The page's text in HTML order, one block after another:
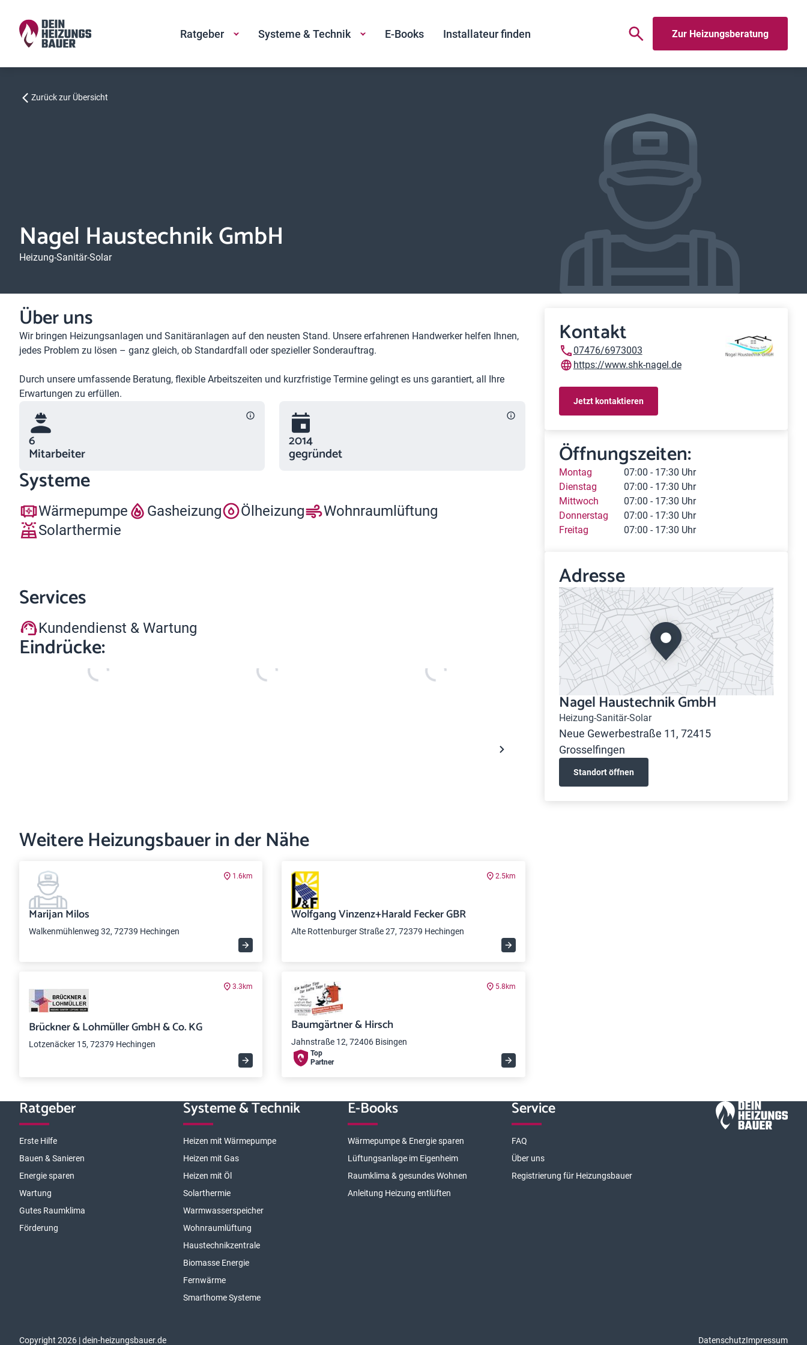
Ratgeber Systeme & Technik E-Books Installateur finden Zur Heizungsberatung
Zurück zur Übersicht
Nagel Haustechnik GmbH
Heizung-Sanitär-Solar
Über uns
Wir bringen Heizungsanlagen und Sanitäranlagen auf den neusten Stand. Unsere erfahrenen Handwerker helfen Ihnen,
jedes Problem zu lösen – ganz gleich, ob Standardfall oder spezieller Sonderauftrag.
Durch unsere umfassende Beratung, flexible Arbeitszeiten und kurzfristige Termine gelingt es uns garantiert, all Ihre
Erwartungen zu erfüllen.
6
Mitarbeiter
2014
gegründet
Systeme
Wärmepumpe Gasheizung Ölheizung
Wohnraumlüftung
Solarthermie
Services
Kundendienst & Wartung
Eindrücke:
Weitere Heizungsbauer in der Nähe
1.6km
Marijan Milos
Walkenmühlenweg 32, 72739 Hechingen
2.5km
Wolfgang Vinzenz+Harald Fecker GBR
Alte Rottenburger Straße 27, 72379 Hechingen
3.3km
Brückner & Lohmüller GmbH & Co. KG
Lotzenäcker 15, 72379 Hechingen
5.8km
Baumgärtner & Hirsch
Jahnstraße 12, 72406 Bisingen
Top
Partner
Kontakt
07476/6973003
https://www.shk-nagel.de
Jetzt kontaktieren
Öffnungszeiten:
Montag
07:00 - 17:30 Uhr
Dienstag
07:00 - 17:30 Uhr
Mittwoch
07:00 - 17:30 Uhr
Donnerstag
07:00 - 17:30 Uhr
Freitag
07:00 - 17:30 Uhr
Adresse
Nagel Haustechnik GmbH
Heizung-Sanitär-Solar
Neue Gewerbestraße 11, 72415
Grosselfingen
Standort öffnen
Ratgeber
Erste Hilfe
Bauen & Sanieren
Energie sparen
Wartung
Gutes Raumklima
Förderung
Systeme & Technik
Heizen mit Wärmepumpe
Heizen mit Gas
Heizen mit Öl
Solarthermie
Warmwasserspeicher
Wohnraumlüftung
Haustechnikzentrale
Biomasse Energie
Fernwärme
Smarthome Systeme
E-Books
Wärmepumpe & Energie sparen
Lüftungsanlage im Eigenheim
Raumklima & gesundes Wohnen
Anleitung Heizung entlüften
Service
FAQ
Über uns
Registrierung für Heizungsbauer
Copyright 2026 | dein-heizungsbauer.de DatenschutzImpressum